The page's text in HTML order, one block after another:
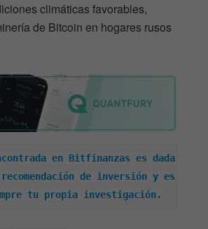
climáticas favorables,
de Bitcoin en hogares rusos
en Bitfinanzas es dada
de inversión y es
tu propia investigación.